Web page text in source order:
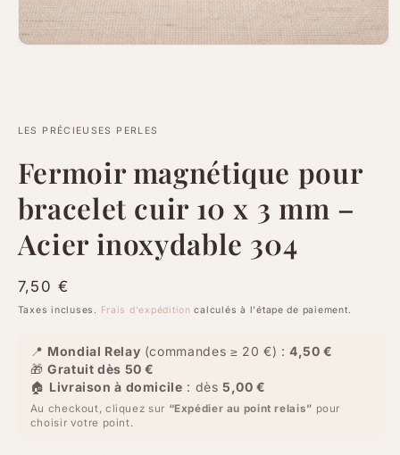
fenêtre
LES PRÉCIEUSES PERLES
Fermoir magnétique pour
bracelet cuir 10 x 3 mm –
Acier inoxydable 304
Prix
habituel
7,50 €
Taxes incluses. Frais d'expédition calculés à l'étape de paiement.
📍 Mondial Relay (commandes ≥ 20 €) :4,50 €
🎁Gratuit dès 50 €
🏠 Livraison à domicile : dès5,00 €
Au checkout, cliquez sur “Expédier au point relais” pour
choisir votre point.